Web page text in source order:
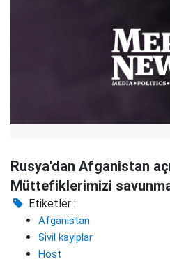
Rusya'dan Afganistan
Müttefiklerimizi
Etiketler :
Afganistan
Sivil kayıplar
Host